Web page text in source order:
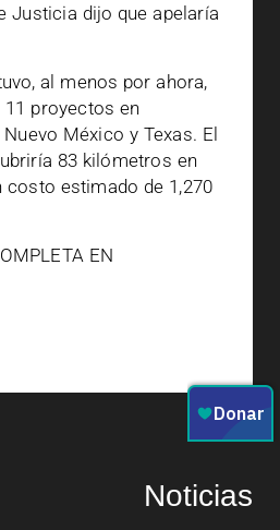
Justicia dijo que apelaría
al menos por ahora,
proyectos en
México y Texas. El
83 kilómetros en
costo estimado de 1,270
EN
Noticias